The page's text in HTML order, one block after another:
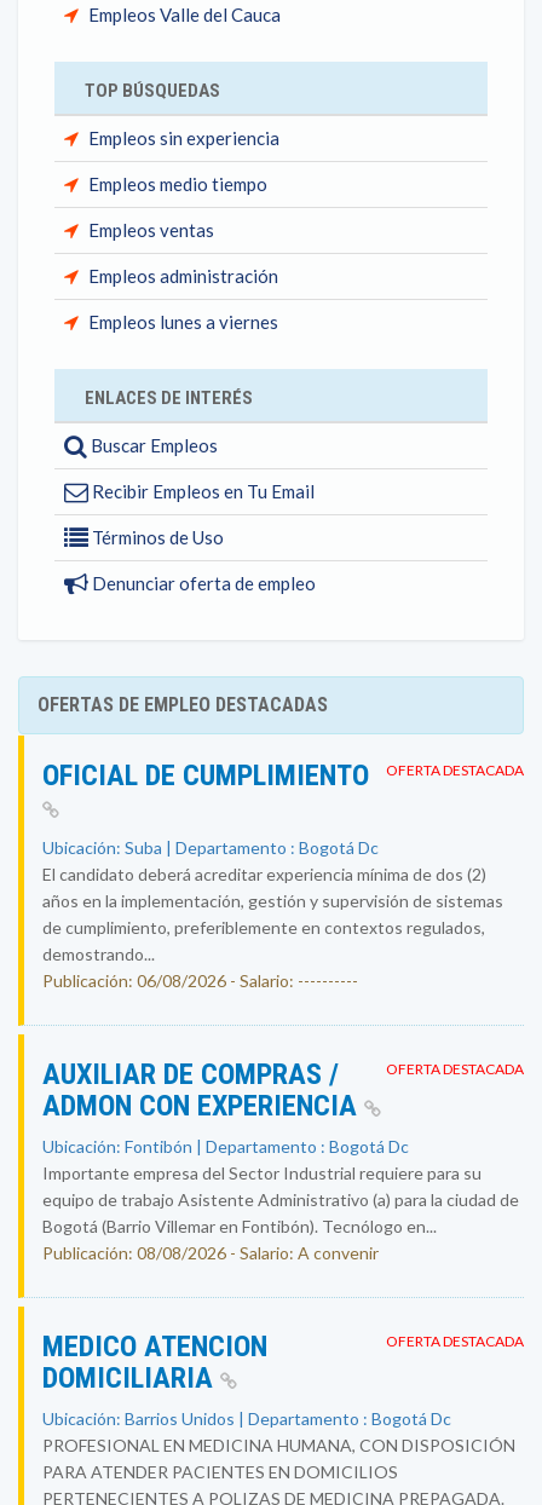
Empleos Valle del Cauca
TOP BÚSQUEDAS
Empleos sin experiencia
Empleos medio tiempo
Empleos ventas
Empleos administración
Empleos lunes a viernes
ENLACES DE INTERÉS
Buscar Empleos
Recibir Empleos en Tu Email
Términos de Uso
Denunciar oferta de empleo
OFERTAS DE EMPLEO DESTACADAS
OFERTA DESTACADA
OFICIAL DE CUMPLIMIENTO
Ubicación: Suba | Departamento : Bogotá Dc
El candidato deberá acreditar experiencia mínima de dos (2)
años en la implementación, gestión y supervisión de sistemas
de cumplimiento, preferiblemente en contextos regulados,
demostrando...
Publicación: 06/08/2026 - Salario: ----------
OFERTA DESTACADA
AUXILIAR DE COMPRAS /
ADMON CON EXPERIENCIA
Ubicación: Fontibón | Departamento : Bogotá Dc
Importante empresa del Sector Industrial requiere para su
equipo de trabajo Asistente Administrativo (a) para la ciudad de
Bogotá (Barrio Villemar en Fontibón). Tecnólogo en...
Publicación: 08/08/2026 - Salario: A convenir
OFERTA DESTACADA
MEDICO ATENCION
DOMICILIARIA
Ubicación: Barrios Unidos | Departamento : Bogotá Dc
PROFESIONAL EN MEDICINA HUMANA, CON DISPOSICIÓN
PARA ATENDER PACIENTES EN DOMICILIOS
PERTENECIENTES A POLIZAS DE MEDICINA PREPAGADA.